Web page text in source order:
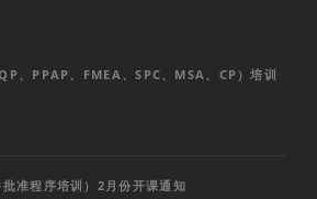
、PPAP、FMEA、SPC、MSA、CP）培训
准程序培训）2月份开课通知